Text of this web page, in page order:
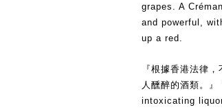
grapes. A
and powerful,
up a red.
『根據香港法律
人醺醉的酒類。
intoxicating